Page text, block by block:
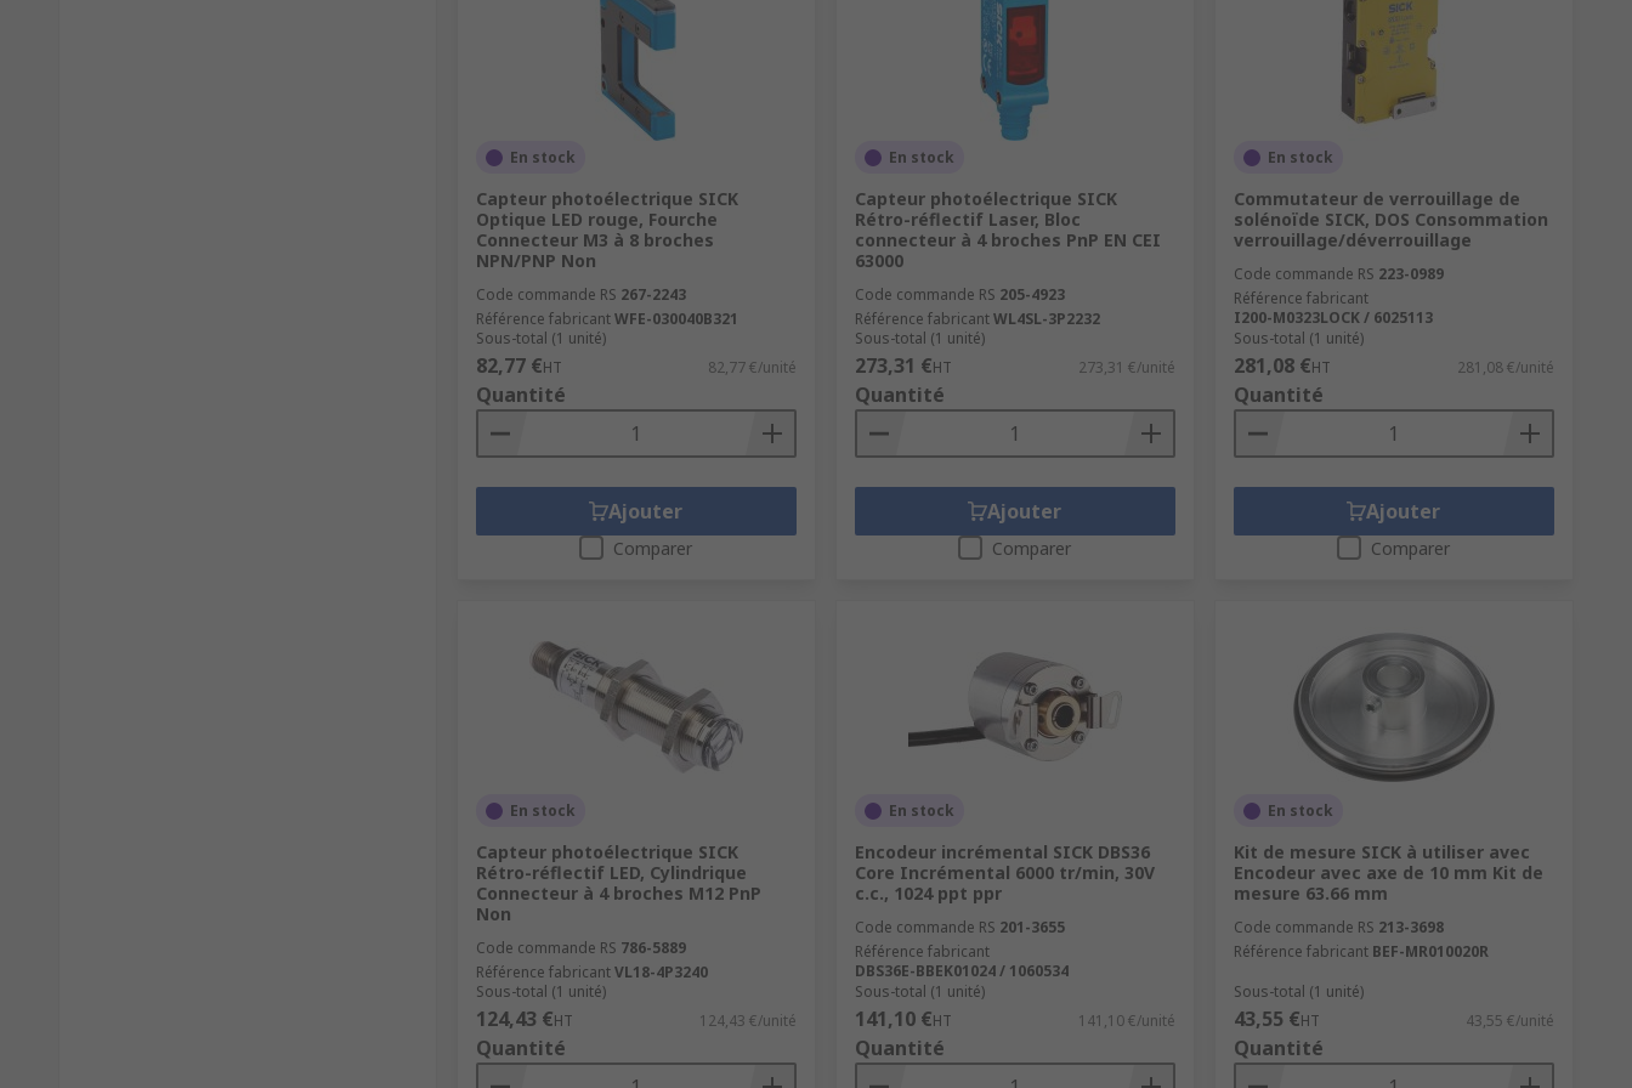
En stock
Capteur photoélectrique SICK
Optique LED rouge, Fourche
Connecteur M3 à 8 broches
NPN/PNP Non
Code commande RS 267-2243
Référence fabricantWFE-030040B321
Sous-total (1 unité)
82,77 €HT 82,77 €/unité
Quantité
Ajouter
Comparer
En stock
Capteur photoélectrique SICK
Rétro-réflectif Laser, Bloc
connecteur à 4 broches PnP EN CEI
63000
Code commande RS 205-4923
Référence fabricantWL4SL-3P2232
Sous-total (1 unité)
273,31 €HT 273,31 €/unité
Quantité
Ajouter
Comparer
En stock
Commutateur de verrouillage de
solénoïde SICK, DOS Consommation
verrouillage/déverrouillage
Code commande RS 223-0989
Référence fabricant
I200-M0323LOCK / 6025113
Sous-total (1 unité)
281,08 €HT 281,08 €/unité
Quantité
Ajouter
Comparer
En stock
Capteur photoélectrique SICK
Rétro-réflectif LED, Cylindrique
Connecteur à 4 broches M12 PnP
Non
Code commande RS 786-5889
Référence fabricantVL18-4P3240
Sous-total (1 unité)
124,43 €HT 124,43 €/unité
Quantité
En stock
Encodeur incrémental SICK DBS36
Core Incrémental 6000 tr/min, 30V
c.c., 1024 ppt ppr
Code commande RS 201-3655
Référence fabricant
DBS36E-BBEK01024 / 1060534
Sous-total (1 unité)
141,10 €HT 141,10 €/unité
Quantité
En stock
Kit de mesure SICK à utiliser avec
Encodeur avec axe de 10 mm Kit de
mesure 63.66 mm
Code commande RS 213-3698
Référence fabricant BEF-MR010020R
Sous-total (1 unité)
43,55 €HT 43,55 €/unité
Quantité